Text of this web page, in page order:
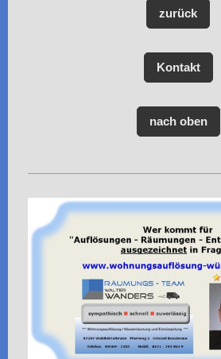
zurück
Kontakt
nach oben